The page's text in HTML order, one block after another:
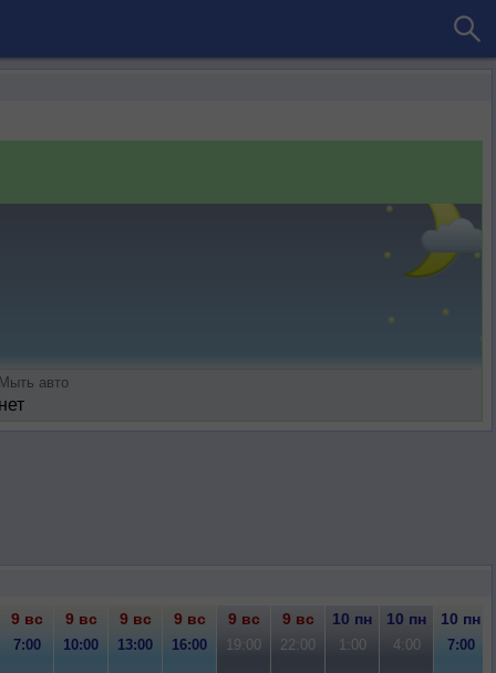
Мыть авто
нет
9 вс 9 вс 9 вс 9 вс 9 вс 9 вс 10 пн 10 пн 10 пн
7:00 10:00 13:00 16:00 19:00 22:00 1:00 4:00 7:00